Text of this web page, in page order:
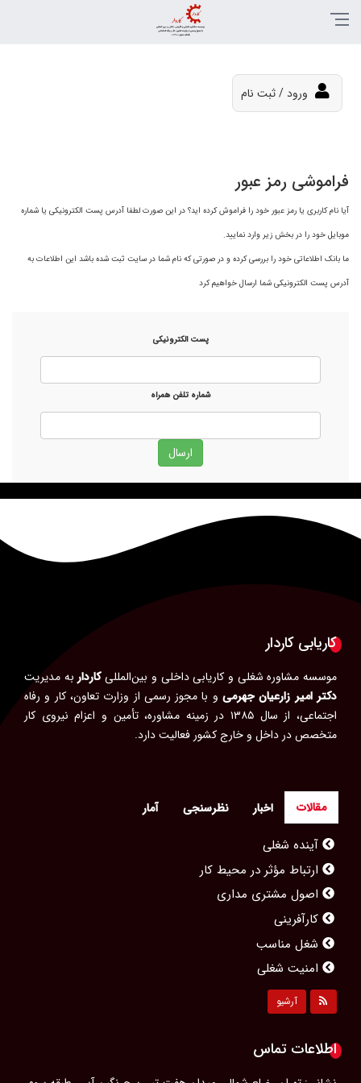
ورود / ثبت نام
فراموشی رمز عبور
آیا نام کاربری یا رمز عبور خود را فراموش کرده اید؟ در این صورت لطفا آدرس پست الکترونیکی یا شماره
موبایل خود را در بخش زیر وارد نمایید.
ما بانک اطلاعاتی خود را بررسی کرده و در صورتی که نام شما در سایت ثبت شده باشد این اطلاعات به
آدرس پست الکترونیکی شما ارسال خواهیم کرد
پست الکترونیکی
شماره تلفن همراه
کاریابی کاردار
موسسه مشاوره شغلی و کاریابی داخلی و بین‌المللیکاردار به مدیریت
دکتر امیر زارعیان جهرمی و با مجوز رسمی از وزارت تعاون، کار و رفاه
اجتماعی، از سال ۱۳۸۵ در زمینه مشاوره، تأمین و اعزام نیروی کار
متخصص در داخل و خارج کشور فعالیت دارد.
مقالات اخبار نظرسنجی آمار
آینده شغلی
ارتباط مؤثر در محیط کار
اصول مشتری مداری
کارآفرینی
شغل مناسب
امنیت شغلی
مشاغل محبوب بانوان
مصاحبه کاری
پیشرفت شغلی
آرشیو
اطلاعات تماس